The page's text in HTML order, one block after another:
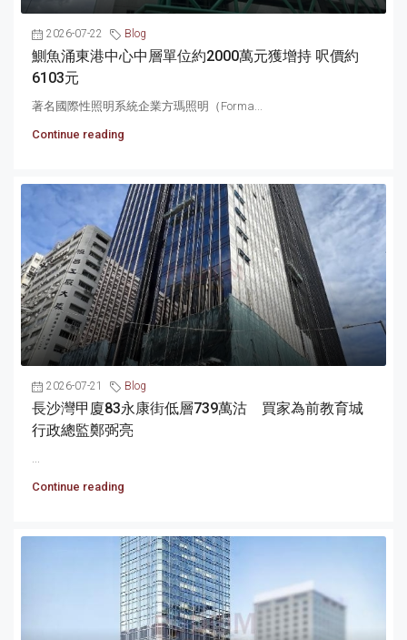
2026-07-22 Blog
鰂魚涌東港中心中層單位約2000萬元獲增持 呎價約
6103元
著名國際性照明系統企業方瑪照明（Forma...
Continue reading
2026-07-21 Blog
長沙灣甲廈83永康街低層739萬沽 買家為前教育城
行政總監鄭弼亮
...
Continue reading